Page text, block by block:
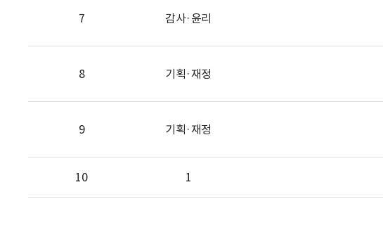
7 감사·윤리
8 기획·재정
9 기획·재정
10 1